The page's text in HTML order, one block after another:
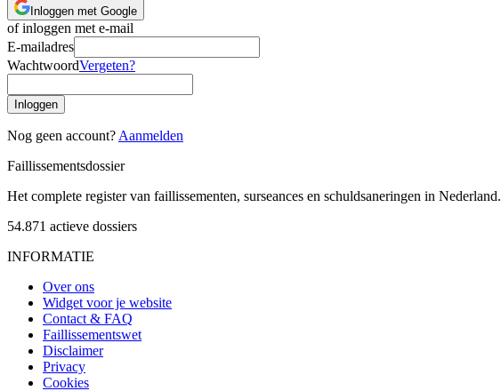
Inloggen met Google
of inloggen met e-mail
E-mailadres
WachtwoordVergeten?
Inloggen
Nog geen account? Aanmelden
Faillissementsdossier
Het complete register van faillissementen, surseances en schuldsaneringen in Nederland.
54.871 actieve dossiers
INFORMATIE
Over ons
Widget voor je website
Contact & FAQ
Faillissementswet
Disclaimer
Privacy
Cookies